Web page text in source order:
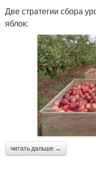
Две стратегии сбора
яблок:
читать дальше →